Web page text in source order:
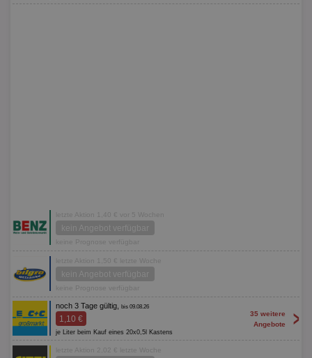
letzte Aktion 1,40 € vor 5 Wochen
kein Angebot verfügbar
keine Prognose verfügbar
letzte Aktion 1,50 € letzte Woche
kein Angebot verfügbar
keine Prognose verfügbar
noch 3 Tage gültig, bis 09.08.26
1,10 €
je Liter beim Kauf eines 20x0,5l Kastens
35 weitere
Angebote
>
letzte Aktion 2,02 € letzte Woche